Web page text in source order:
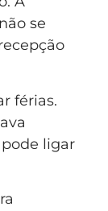
se
férias.
ligar